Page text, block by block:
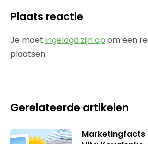
Plaats reactie
Je moet ingelogd zijn op om een
plaatsen.
Gerelateerde artikelen
Marketingfacts